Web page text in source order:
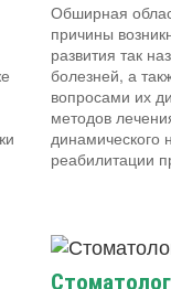
Обширная
причины
развития так
болезней, а
вопросами их
методов
динамического
реабилитации